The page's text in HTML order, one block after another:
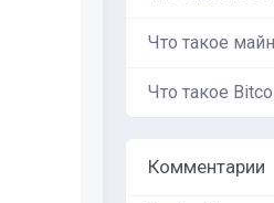
Что такое
Что такое
Комментарии